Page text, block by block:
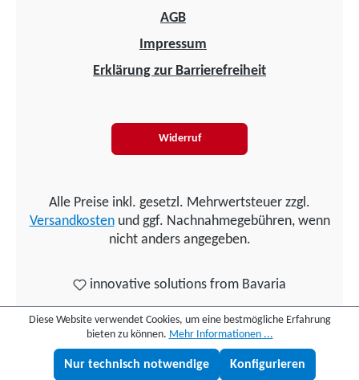
AGB
Impressum
Erklärung zur Barrierefreiheit
Widerruf
Alle Preise inkl. gesetzl. Mehrwertsteuer zzgl.
Versandkostenund ggf. Nachnahmegebühren, wenn
nicht anders angegeben.
innovative solutions from Bavaria
Diese Website verwendet Cookies, um eine bestmögliche Erfahrung
bieten zu können. Mehr Informationen ...
Nur technisch notwendige Konfigurieren